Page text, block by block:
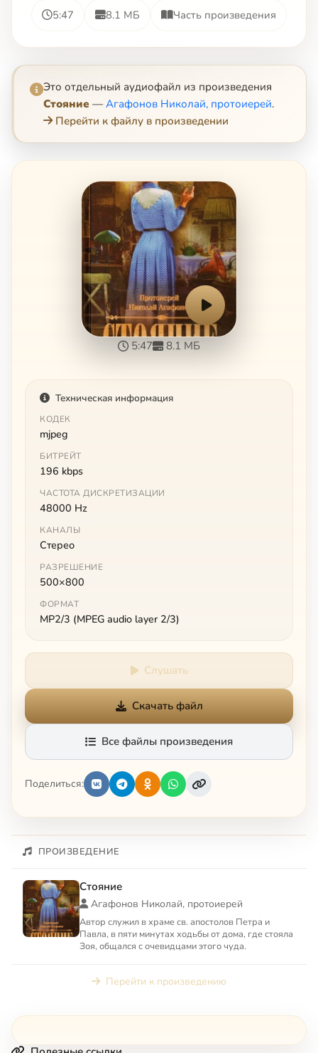
5:47 8.1 МБ Часть произведения
Это отдельный аудиофайл из произведения
Стояние — Агафонов Николай, протоиерей.
Перейти к файлу в произведении
5:47 8.1 МБ
Техническая информация
КОДЕК
mjpeg
БИТРЕЙТ
196 kbps
ЧАСТОТА ДИСКРЕТИЗАЦИИ
48000 Hz
КАНАЛЫ
Стерео
РАЗРЕШЕНИЕ
500×800
ФОРМАТ
MP2/3 (MPEG audio layer 2/3)
Слушать
Скачать файл
Все файлы произведения
Поделиться:
ПРОИЗВЕДЕНИЕ
Стояние
Агафонов Николай, протоиерей
Автор служил в храме св. апостолов Петра и
Павла, в пяти минутах ходьбы от дома, где стояла
Зоя, общался с очевидцами этого чуда.
Перейти к произведению